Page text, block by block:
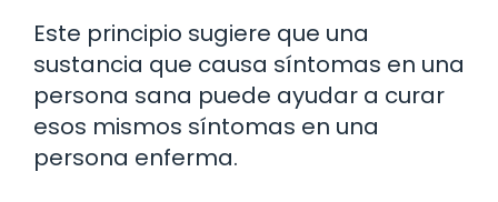
Este principio sugiere que una
sustancia que causa síntomas en una
persona sana puede ayudar a curar
esos mismos síntomas en una
persona enferma.